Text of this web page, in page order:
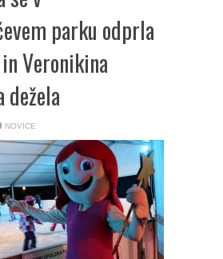
parku odprla
Veronikina
NOVICE